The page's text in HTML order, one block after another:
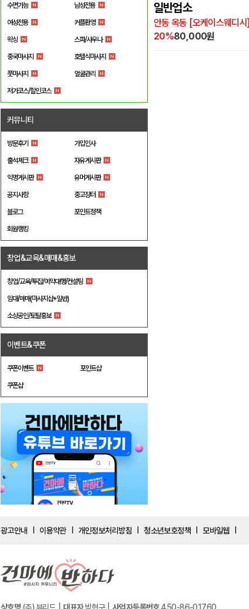
수면가능 남성전용
여성전용 커플환영
왁싱 스파/사우나
중국마사지 호텔식마사지
풋마사지 얼굴관리
저가코스/할인코스
커뮤니티
방문후기 가입인사
출석체크 자유게시판
익명게시판 유머게시판
공지사항 중고장터
블로그 포인트정책
회원랭킹
창업&교육&매매&홍보
창업/교육/투잡/예약대행/컨설팅
임대/매매(마사지샵+일반)
소상공인/토탈홍보
이벤트&쿠폰
쿠폰이벤트 포인트샵
쿠폰샵
일반업소
안동 옥동 [오케이스웨디시]
20%80,000원
광고안내 이용약관 개인정보처리방침 청소년보호정책 모바일웹